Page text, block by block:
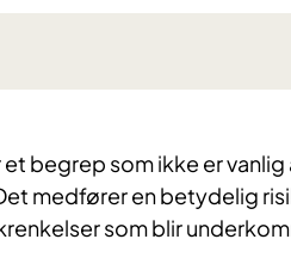
begrep som ikke er vanlig
medfører en betydelig
som blir